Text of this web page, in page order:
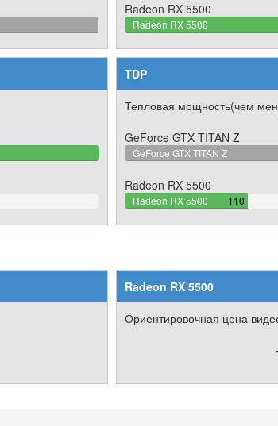
Radeon RX 5500
Radeon RX 5500
TDP
Тепловая мощность(чем
GeForce GTX TITAN Z
GeForce GTX TITAN Z
Radeon RX 5500
Radeon RX 5500 110
Radeon RX 5500
Ориентировочная цена